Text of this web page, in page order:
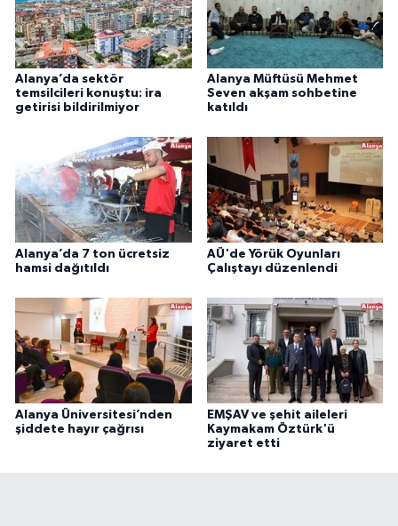
Alanya’da sektör
temsilcileri konuştu: ira
getirisi bildirilmiyor
Alanya Müftüsü Mehmet
Seven akşam sohbetine
katıldı
Alanya’da 7 ton ücretsiz
hamsi dağıtıldı
AÜ'de Yörük Oyunları
Çalıştayı düzenlendi
Alanya Üniversitesi’nden
şiddete hayır çağrısı
EMŞAV ve şehit aileleri
Kaymakam Öztürk'ü
ziyaret etti